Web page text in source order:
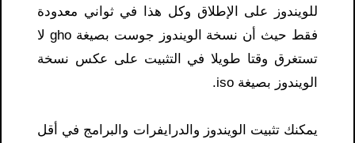
للويندوز على الإطلاق وكل هذا في ثواني معدودة
فقط حيث أن نسخة الويندوز جوست بصيغة gho لا
تستغرق وقتا طويلا في التثبيت على عكس نسخة
الويندوز بصيغة iso.
يمكنك تثبيت الويندوز والدرايفرات والبرامج في أقل